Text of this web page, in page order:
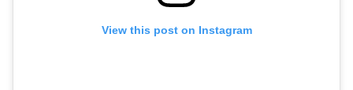
View this post on Instagram